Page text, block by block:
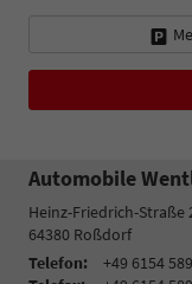
Automobile
Heinz-Friedrich-Straße
64380 Roßdorf
Telefon:
+49 6154